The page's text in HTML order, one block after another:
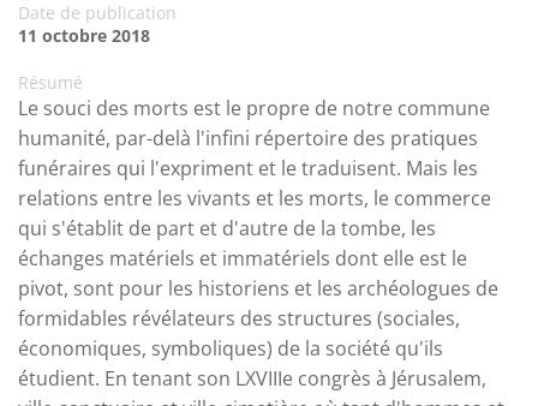
Date de publication
11 octobre 2018
Résumé
Le souci des morts est le propre de notre commune
humanité, par-delà l'infini répertoire des pratiques
funéraires qui l'expriment et le traduisent. Mais les
relations entre les vivants et les morts, le commerce
qui s'établit de part et d'autre de la tombe, les
échanges matériels et immatériels dont elle est le
pivot, sont pour les historiens et les archéologues de
formidables révélateurs des structures (sociales,
économiques, symboliques) de la société qu'ils
étudient. En tenant son LXVIIIe congrès à Jérusalem,